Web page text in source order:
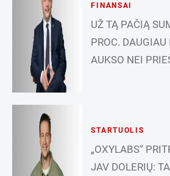
FINANSAI
UŽ TĄ PAČIĄ
PROC.
AUKSO NEI
STARTUOLIS
„OXYLABS“
JAV DOLERIŲ: